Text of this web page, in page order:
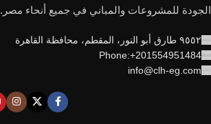
الجودة للمشروعات والمباني في جميع أنحاء مصر.
٩٥٥٢ طارق أبو النور، المقطم، محافظة القاهرة
Phone:+201554951484
info@clh-eg.com